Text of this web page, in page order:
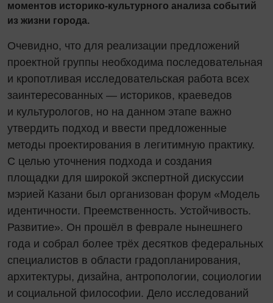
моментов историко-культурного анализа событий
из жизни города.
Очевидно, что для реализации предложений
проектной группы необходима последовательная
и кропотливая исследовательская работа всех
заинтересованных — историков, краеведов
и культурологов, но на данном этапе важно
утвердить подход и ввести предложенные
методы проектирования в легитимную практику.
С целью уточнения подхода и создания
площадки для широкой экспертной дискуссии
мэрией Казани был организован форум «Модель
идентичности. Преемственность. Устойчивость.
Развитие». Он прошёл в феврале нынешнего
года и собрал более трёх десятков федеральных
специалистов в области градопланирования,
архитектуры, дизайна, антропологии, социологии
и социальной философии. Дело исследований